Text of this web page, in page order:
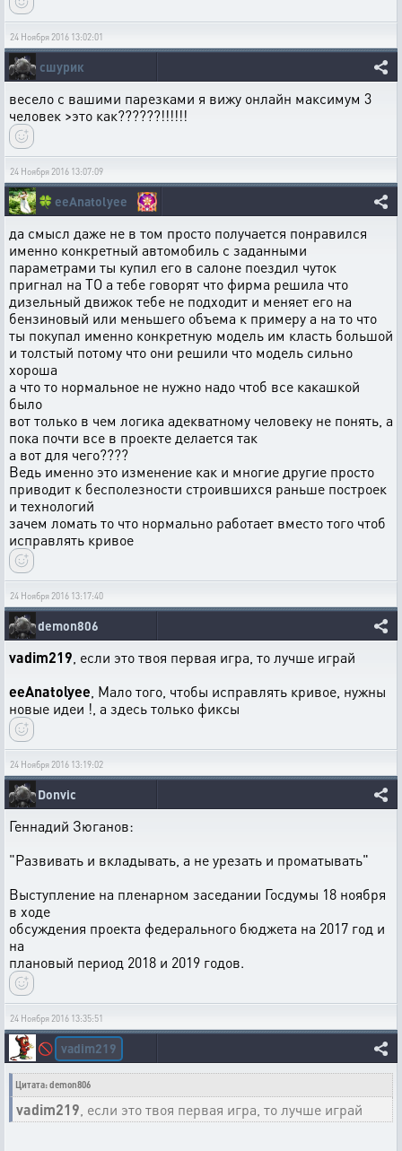
24 Ноября 2016 13:02:01
сшурик
весело с вашими парезками я вижу онлайн максимум 3
человек >это как??????!!!!!!
24 Ноября 2016 13:07:09
🍀 eeAnatolyee
да смысл даже не в том просто получается понравился
именно конкретный автомобиль с заданными
параметрами ты купил его в салоне поездил чуток
пригнал на ТО а тебе говорят что фирма решила что
дизельный движок тебе не подходит и меняет его на
бензиновый или меньшего объема к примеру а на то что
ты покупал именно конкретную модель им класть большой
и толстый потому что они решили что модель сильно
хороша
а что то нормальное не нужно надо чтоб все какашкой
было
вот только в чем логика адекватному человеку не понять, а
пока почти все в проекте делается так
а вот для чего????
Ведь именно это изменение как и многие другие просто
приводит к бесполезности строившихся раньше построек
и технологий
зачем ломать то что нормально работает вместо того чтоб
исправлять кривое
24 Ноября 2016 13:17:40
demon806
vadim219 , если это твоя первая игра, то лучше играй
eeAnatolyee , Мало того, чтобы исправлять кривое, нужны
новые идеи !, а здесь только фиксы
24 Ноября 2016 13:19:02
Donvic
Геннадий Зюганов:
"Развивать и вкладывать, а не урезать и проматывать"
Выступление на пленарном заседании Госдумы 18 ноября
в ходе
обсуждения проекта федерального бюджета на 2017 год и
на
плановый период 2018 и 2019 годов.
24 Ноября 2016 13:35:51
🚫 vadim219
Цитата: demon806
vadim219 , если это твоя первая игра, то лучше играй